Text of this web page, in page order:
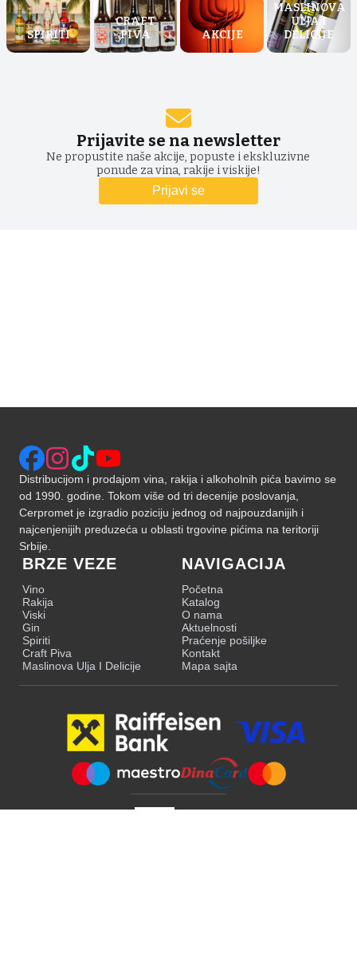
SPIRITI
CRAFT
PIVA
AKCIJE
MASLINOVA
ULJA I
DELICIJE
Prijavite se na newsletter
Ne propustite naše akcije, popuste i ekskluzivne
ponude za vina, rakije i viskije!
Prijavi se
Distribucijom i prodajom vina, rakija i alkoholnih pića bavimo se
od 1990. godine. Tokom više od tri decenije poslovanja,
Cerpromet je izgradio poziciju jednog od najpouzdanijih i
najcenjenijih preduzeća u oblasti trgovine pićima na teritoriji
Srbije.
BRZE VEZE
Vino
Rakija
Viski
Gin
Spiriti
Craft Piva
Maslinova Ulja I Delicije
NAVIGACIJA
Početna
Katalog
O nama
Aktuelnosti
Praćenje pošiljke
Kontakt
Mapa sajta